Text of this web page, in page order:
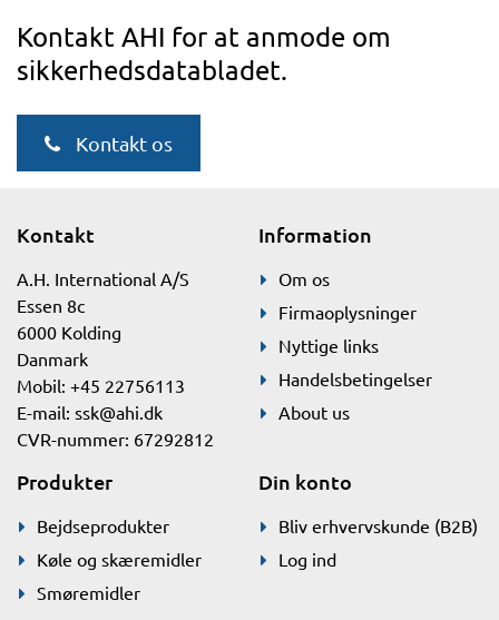
Kontakt AHI for at anmode om
sikkerhedsdatabladet.
Kontakt os
Kontakt
A.H. International A/S
Essen 8c
6000 Kolding
Danmark
Mobil: +45 22756113
E-mail: ssk@ahi.dk
CVR-nummer: 67292812
Information
Om os
Firmaoplysninger
Nyttige links
Handelsbetingelser
About us
Produkter
Bejdseprodukter
Køle og skæremidler
Smøremidler
Din konto
Bliv erhvervskunde (B2B)
Log ind